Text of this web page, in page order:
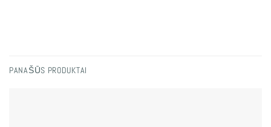
PANAŠŪS PRODUKTAI